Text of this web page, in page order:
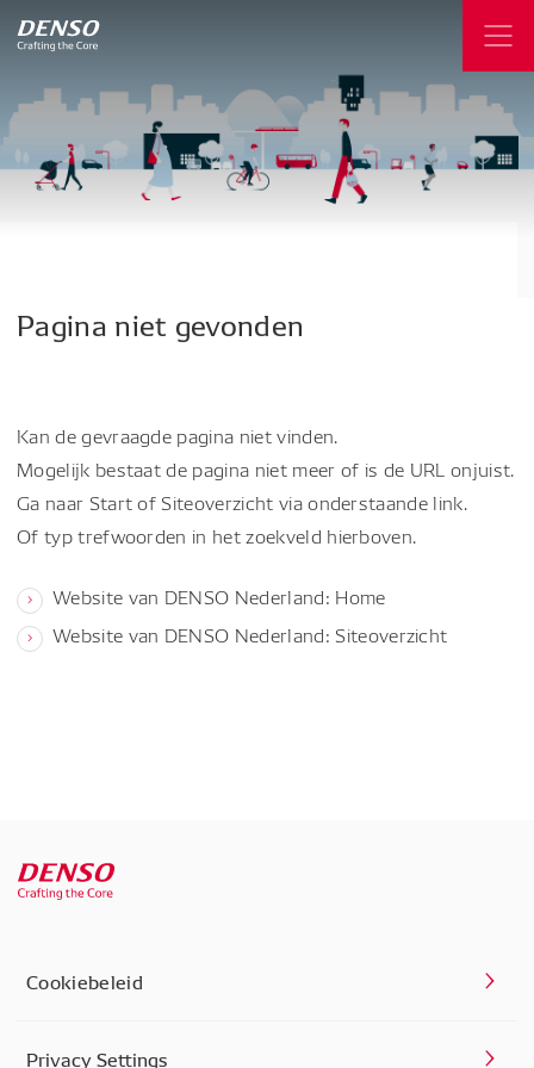
Pagina niet gevonden
Kan de gevraagde pagina niet vinden.
Mogelijk bestaat de pagina niet meer of is de URL onjuist.
Ga naar Start of Siteoverzicht via onderstaande link.
Of typ trefwoorden in het zoekveld hierboven.
Website van DENSO Nederland: Home
Website van DENSO Nederland: Siteoverzicht
Cookiebeleid
Privacy Settings